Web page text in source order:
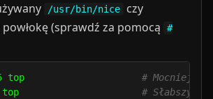
/usr/bin/nice
czy
(sprawdź za pomocą
#
-n -5 top #
-n 5 top # Słabszy